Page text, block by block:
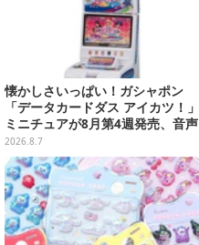
懐かしさいっぱい！ガシャポン
「データカードダス アイカツ！」
ミニチュアが8月第4週発売、音声
が流れる特別仕様も当たる
2026.8.7